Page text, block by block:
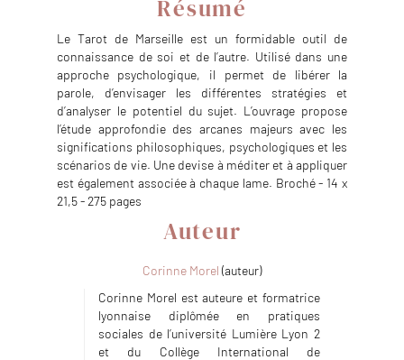
Résumé
Le Tarot de Marseille est un formidable outil de
connaissance de soi et de l’autre. Utilisé dans une
approche psychologique, il permet de libérer la
parole, d’envisager les différentes stratégies et
d’analyser le potentiel du sujet. L’ouvrage propose
l’étude approfondie des arcanes majeurs avec les
significations philosophiques, psychologiques et les
scénarios de vie. Une devise à méditer et à appliquer
est également associée à chaque lame. Broché - 14 x
21,5 - 275 pages
Auteur
Corinne Morel (auteur)
Corinne Morel est auteure et formatrice
lyonnaise diplômée en pratiques
sociales de l’université Lumière Lyon 2
et du Collège International de